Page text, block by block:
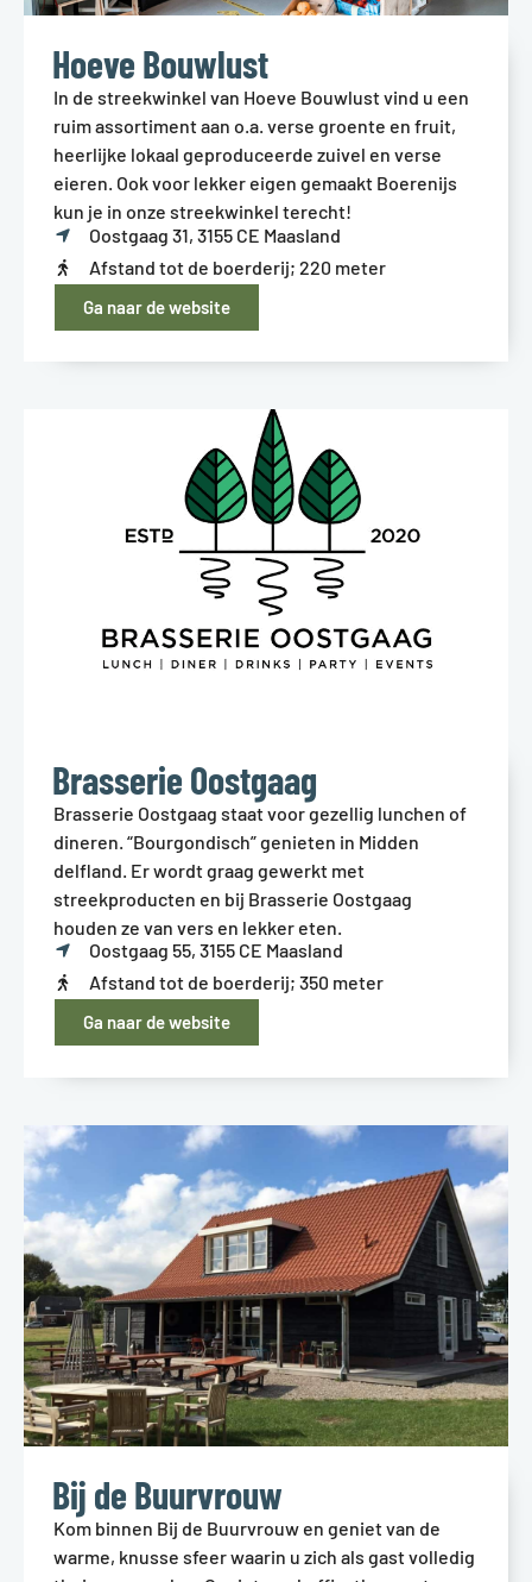
Hoeve Bouwlust
In de streekwinkel van Hoeve Bouwlust vind u een
ruim assortiment aan o.a. verse groente en fruit,
heerlijke lokaal geproduceerde zuivel en verse
eieren. Ook voor lekker eigen gemaakt Boerenijs
kun je in onze streekwinkel terecht!
Oostgaag 31, 3155 CE Maasland
Afstand tot de boerderij; 220 meter
Ga naar de website
Brasserie Oostgaag
Brasserie Oostgaag staat voor gezellig lunchen of
dineren. “Bourgondisch” genieten in Midden
delfland. Er wordt graag gewerkt met
streekproducten en bij Brasserie Oostgaag
houden ze van vers en lekker eten.
Oostgaag 55, 3155 CE Maasland
Afstand tot de boerderij; 350 meter
Ga naar de website
Bij de Buurvrouw
Kom binnen Bij de Buurvrouw en geniet van de
warme, knusse sfeer waarin u zich als gast volledig